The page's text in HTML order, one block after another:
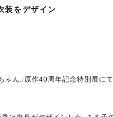
装をデザイン
ゃん」原作40周年記念特別展に